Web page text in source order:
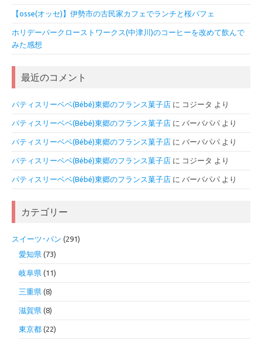
【osse(オッセ)】伊勢市の古民家カフェでランチと桜パフェ
ホリデーパークローストワークス(中津川)のコーヒーを改めて飲んで
みた感想
最近のコメント
パティスリーベベ(Bébé)東郷のフランス菓子店 に コジータ より
パティスリーベベ(Bébé)東郷のフランス菓子店 に バーバパパ より
パティスリーベベ(Bébé)東郷のフランス菓子店 に バーバパパ より
パティスリーベベ(Bébé)東郷のフランス菓子店 に コジータ より
パティスリーベベ(Bébé)東郷のフランス菓子店 に バーバパパ より
カテゴリー
スイーツ･パン (291)
愛知県 (73)
岐阜県 (11)
三重県 (8)
滋賀県 (8)
東京都 (22)